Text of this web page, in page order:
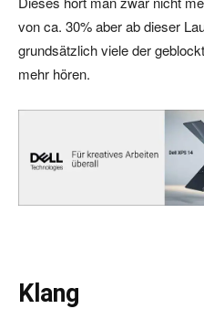
von ca. 30% aber ab dieser
grundsätzlich viele der
mehr hören.
Klang